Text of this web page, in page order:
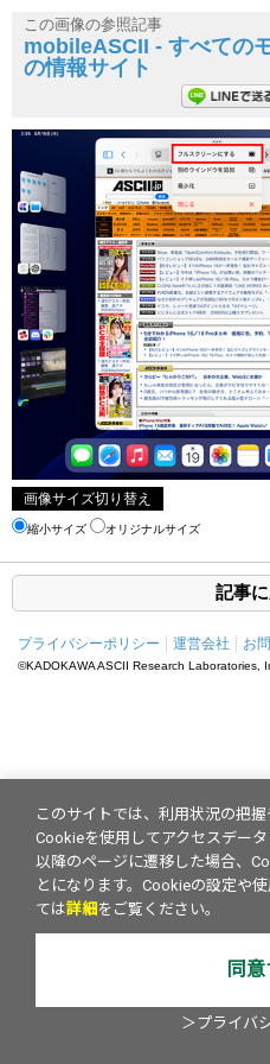
この画像の参照記事
mobileASCII - すべての
の情報サイト
画像サイズ切り替え
縮小サイズ オリジナルサイズ
記事
プライバシーポリシー 運営会社 お
©KADOKAWA ASCII Research Laboratories,
このサイトでは、利用状況の把握
Cookieを使用してアクセスデー
以降のページに遷移した場合、
とになります。Cookieの設定や
ては詳細 をご覧ください。
同
＞プライバ